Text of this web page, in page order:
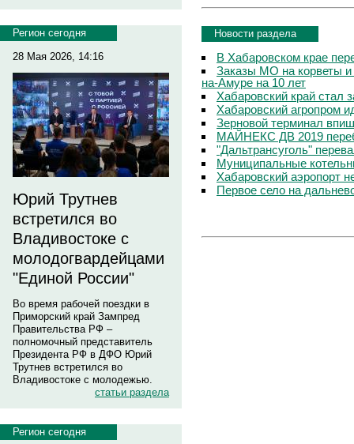
Регион сегодня
28 Мая 2026, 14:16
Юрий Трутнев
встретился во
Владивостоке с
молодогвардейцами
"Единой России"
Во время рабочей поездки в
Приморский край Зампред
Правительства РФ –
полномочный представитель
Президента РФ в ДФО Юрий
Трутнев встретился во
Владивостоке с молодежью.
статьи раздела
Регион сегодня
Новости раздела
В Хабаровском крае
Заказы МО на корветы и
на-Амуре на 10 лет
Хабаровский край стал
Хабаровский агропром
Зерновой терминал
МАЙНЕКС ДВ 2019
"Дальтрансуголь"
Муниципальные
Хабаровский аэропорт
Первое село на